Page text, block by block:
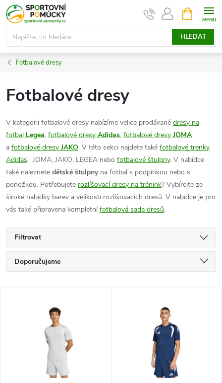
Přejít
na
obsah
HLEDAT
NÁKUPNÍ
KOŠÍK
Fotbalové dresy
Fotbalové dresy
V kategorii fotbalové dresy nabízíme velice prodávané dresy na
fotbal Legea, fotbalové dresy Adidas, fotbalové dresy JOMA
a fotbalové dresy JAKO. V této sekci najdete také fotbalové trenky
Adidas, JOMA, JAKO, LEGEA nebo fotbalové štulpny. V nabídce
také naleznete dětské štulpnyna fotbal s podpínkou nebo s
ponožkou. Potřebujete rozlíšovací dresy na trénink? Vybírejte ze
široké nabídky barev a velikostí rozlišovacích dresů. V nabídce je pro
vás také připravena kompletnífotbalová sada dresů.
Filtrovat
Ř
a
Doporučujeme
Nejprodávanější